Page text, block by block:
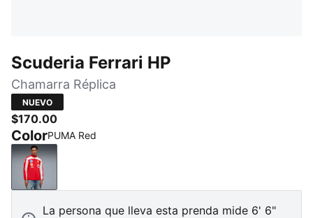
Scuderia Ferrari HP
Chamarra Réplica
NUEVO
$170.00
ColorPUMA Red
PUMA Red
La persona que lleva esta prenda mide 6' 6"